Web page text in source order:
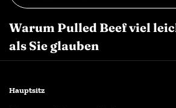
Warum Pulled Beef viel
als Sie glauben
Hauptsitz